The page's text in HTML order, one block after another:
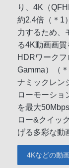
り、4K（
約2.4倍（＊1
力するため、
る4K動画画
HDRワーク
Gamma）（
ナミックレン
ローモーショ
を最大
ロー&クイッ
げる多彩な動
4Kなどの動